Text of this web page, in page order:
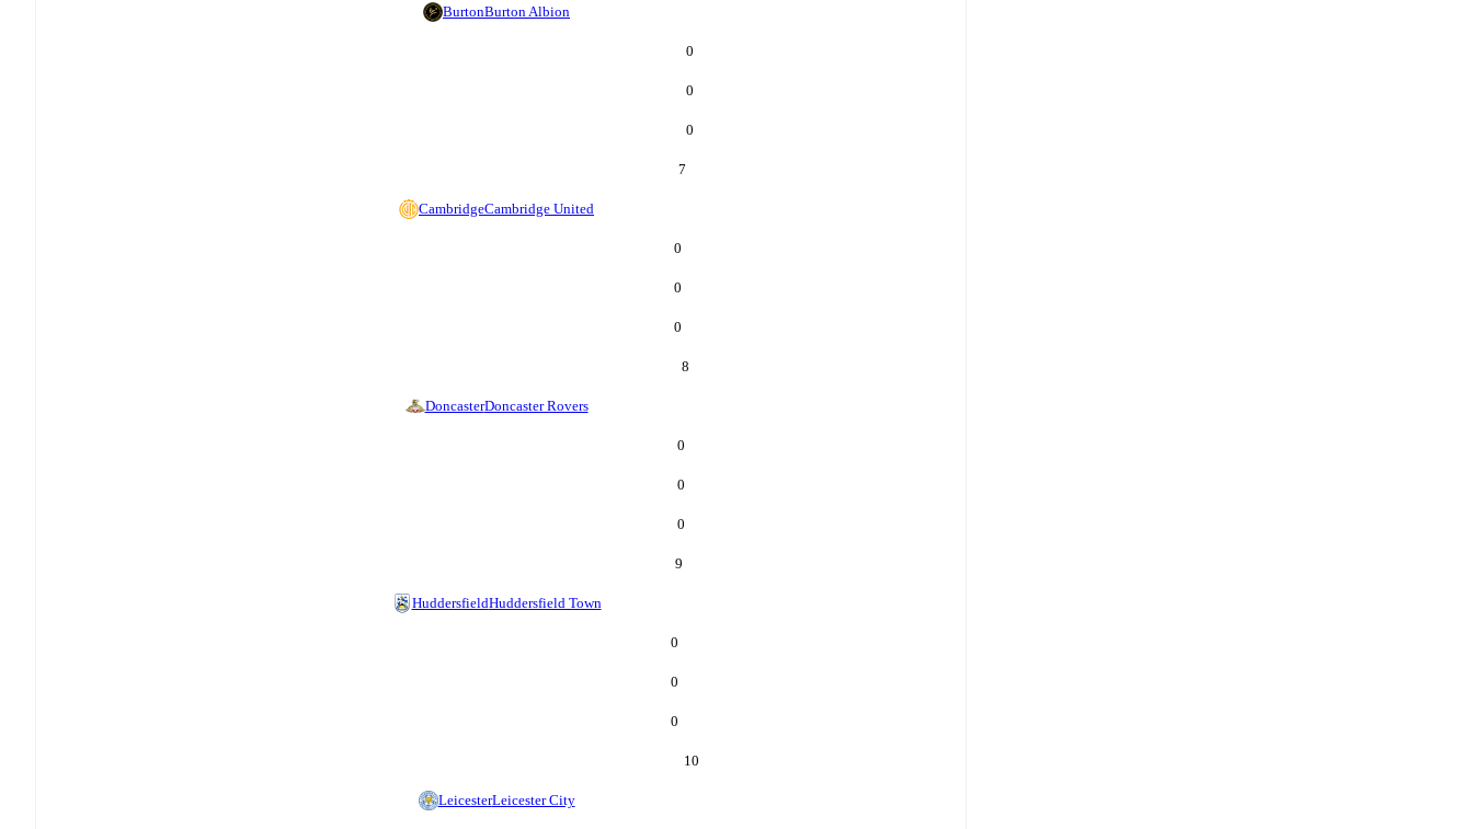
BurtonBurton Albion
0
0
0
7
CambridgeCambridge United
0
0
0
8
DoncasterDoncaster Rovers
0
0
0
9
HuddersfieldHuddersfield Town
0
0
0
10
LeicesterLeicester City